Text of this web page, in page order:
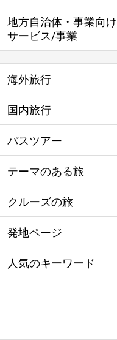
地方自治体・事業向け
サービス/事業
海外旅行
国内旅行
バスツアー
テーマのある旅
クルーズの旅
発地ページ
人気のキーワード